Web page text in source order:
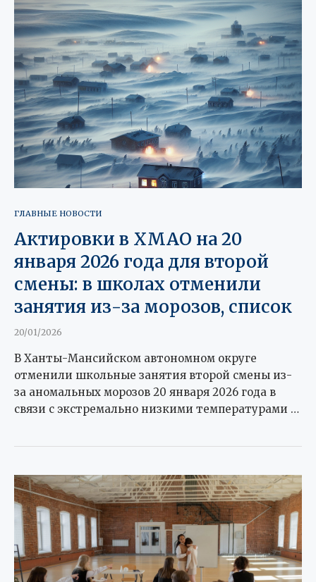
ГЛАВНЫЕ НОВОСТИ
Актировки в ХМАО на 20
января 2026 года для второй
смены: в школах отменили
занятия из-за морозов, список
20/01/2026
В Ханты-Мансийском автономном округе
отменили школьные занятия второй смены из-
за аномальных морозов 20 января 2026 года в
связи с экстремально низкими температурами …